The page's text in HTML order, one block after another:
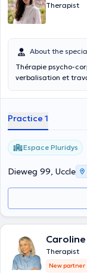
Therapist
About the
Thérapie psycho-
verbalisation et
Practice 1
Espace Pluridys
Dieweg 99, Uccle
Therapist
New partner